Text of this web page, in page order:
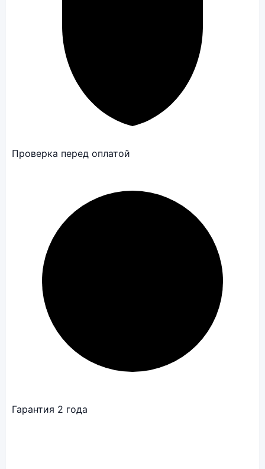
Проверка перед оплатой
Гарантия 2 года